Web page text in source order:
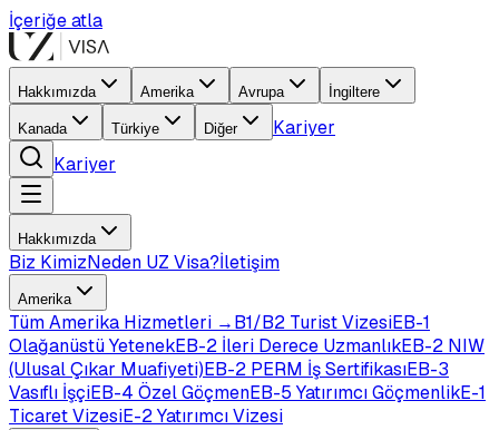
İçeriğe atla
Hakkımızda Amerika Avrupa İngiltere
Kanada Türkiye Diğer
Kariyer
Kariyer
Hakkımızda
Biz KimizNeden UZ Visa?İletişim
Amerika
TümAmerika Hizmetleri →B1/B2 Turist VizesiEB-1
Olağanüstü YetenekEB-2 İleri Derece UzmanlıkEB-2 NIW
(Ulusal Çıkar Muafiyeti)EB-2 PERM İş SertifikasıEB-3
Vasıflı İşçiEB-4 Özel GöçmenEB-5 Yatırımcı GöçmenlikE-1
Ticaret VizesiE-2 Yatırımcı Vizesi